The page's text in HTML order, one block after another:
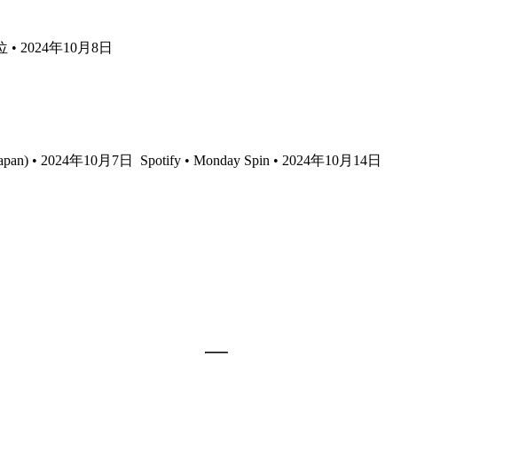
• 2024年10月8日
• 2024年10月7日 Spotify • Monday Spin • 2024年10月14日